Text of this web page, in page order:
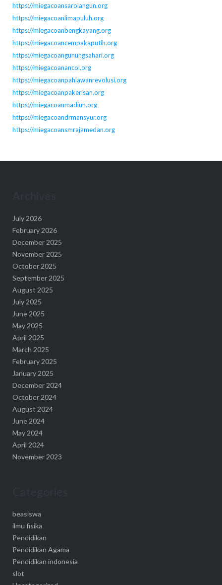
https://miegacoansarolangun.org
https://miegacoanlimapuluh.org
https://miegacoanbengkayang.org
https://miegacoancempakaputih.org
https://miegacoangunungsahari.org
https://miegacoanancol.org
https://miegacoanpahlawanrevolusi.org
https://miegacoanpakerisan.org
https://miegacoanmadiun.org
https://miegacoandrmansyur.org
https://miegacoansmrajamedan.org
July 2026
February 2026
December 2025
November 2025
October 2025
September 2025
August 2025
July 2025
June 2025
May 2025
April 2025
March 2025
February 2025
January 2025
December 2024
October 2024
August 2024
June 2024
May 2024
April 2024
November 2023
beasiswa
ilmu fisika
Pendidikan
Pendidikan Agama
Pendidikan indonesia
slot